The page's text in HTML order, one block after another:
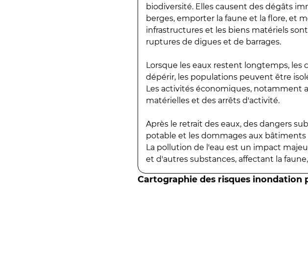
biodiversité. Elles causent des dégâts
berges, emporter la faune et la flore, et
infrastructures et les biens matériels
ruptures de digues et de barrages.
Lorsque les eaux restent longtemps, les
dépérir, les populations peuvent être
Les activités économiques, notamment
matérielles et des arrêts d'activité.
Après le retrait des eaux, des dangers
potable et les dommages aux
La pollution de l'eau est un impact
et d'autres substances, affectant la
Cartographie des risques inondation